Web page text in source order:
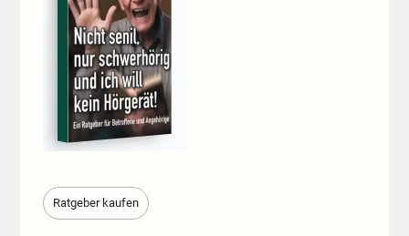
Ratgeber kaufen